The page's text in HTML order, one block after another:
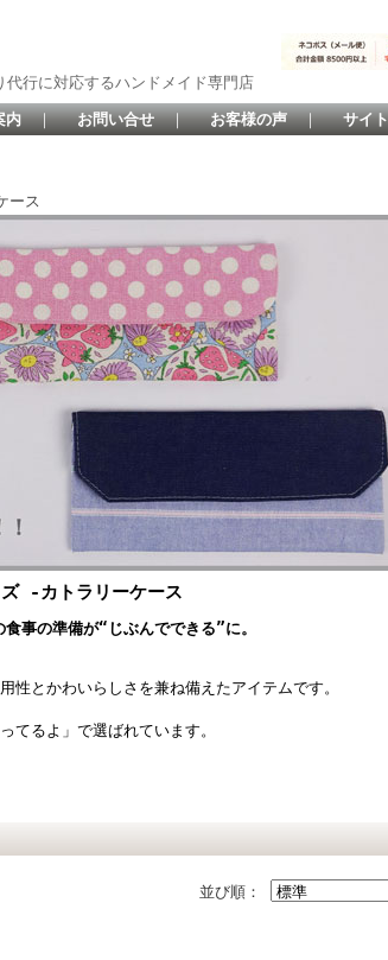
行に対応するハンドメイド専門店
内 ｜ お問い合せ ｜ お客様の声 ｜ サイ
ース
-カトラリーケース
事の準備が“じぶんでできる”に。
性とかわいらしさを兼ね備えたアイテムです。
てるよ」で選ばれています。
並び順：